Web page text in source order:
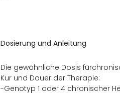
Dosierung und Anleitung
Die gewöhnliche Dosis
Kur und Dauer der Therapie:
-Genotyp 1 oder 4 chronischer